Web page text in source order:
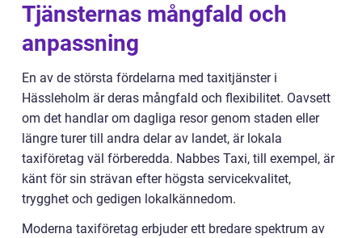
Tjänsternas mångfald och
anpassning
En av de största fördelarna med taxitjänster i
Hässleholm är deras mångfald och flexibilitet. Oavsett
om det handlar om dagliga resor genom staden eller
längre turer till andra delar av landet, är lokala
taxiföretag väl förberedda. Nabbes Taxi, till exempel, är
känt för sin strävan efter högsta servicekvalitet,
trygghet och gedigen lokalkännedom.
Moderna taxiföretag erbjuder ett bredare spektrum av